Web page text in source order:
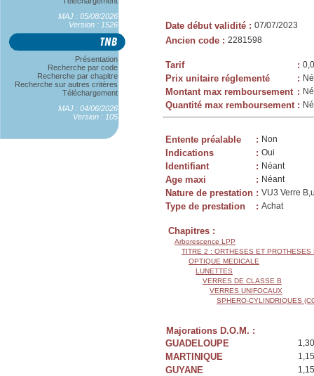
MAJ : 05/08/2026
Version : 1526
Présentation
Recherche par code
Recherche par chapitre
Recherche sur autres critères
Téléchargement
MAJ : 04/06/2026
Version : 105
Date début validité : 07/07/2023
Ancien code : 2281598
Tarif :
Prix unitaire réglementé :
Montant max remboursement :
Quantité max remboursement :
Entente préalable : Non
Indications : Oui
Identifiant : Néant
Age maxi : Néant
Nature de prestation : VU3 Verre
Type de prestation : Achat
Chapitres :
Arborescence LPP
TITRE 2 : ORTHESES ET PROTHESES
OPTIQUE MEDICALE
LUNETTES
VERRES DE CLASSE B
VERRES UNIFOCAUX
SPHERO-CYLINDRIQUES
Majorations D.O.M. :
GUADELOUPE
MARTINIQUE
GUYANE